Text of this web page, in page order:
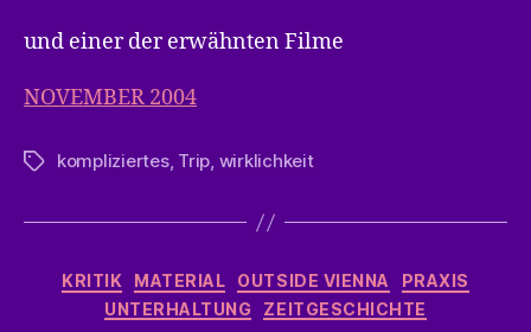
und einer der erwähnten Filme
NOVEMBER 2004
Schlagwörter
kompliziertes, Trip, wirklichkeit
Kategorien
KRITIK MATERIAL OUTSIDE VIENNA
PRAXIS
UNTERHALTUNG
ZEITGESCHICHTE